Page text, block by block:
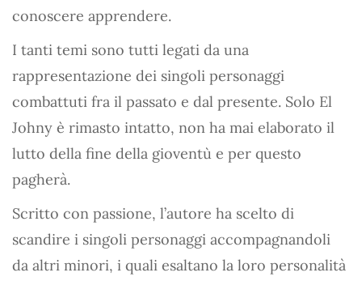
conoscere apprendere.
I tanti temi sono tutti legati da una
rappresentazione dei singoli personaggi
combattuti fra il passato e dal presente. Solo El
Johny è rimasto intatto, non ha mai elaborato il
lutto della fine della gioventù e per questo
pagherà.
Scritto con passione, l’autore ha scelto di
scandire i singoli personaggi accompagnandoli
da altri minori, i quali esaltano la loro personalità